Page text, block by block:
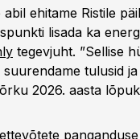
abil ehitame Ristile
lisada ka
tegevjuht. ”Sellise
suurendame tulusid
2026. aasta